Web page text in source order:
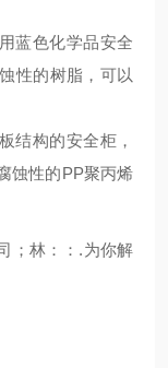
蓝色化学品安全
性的树脂，可以
结构的安全柜，
蚀性的PP聚丙烯
；林：：.为你解